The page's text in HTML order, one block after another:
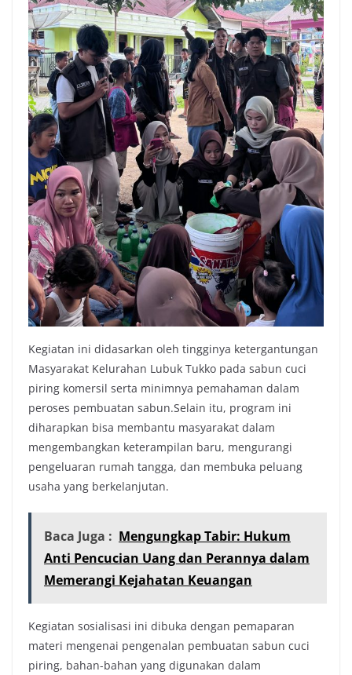
Kegiatan ini didasarkan oleh tingginya ketergantungan
Masyarakat Kelurahan Lubuk Tukko pada sabun cuci
piring komersil serta minimnya pemahaman dalam
peroses pembuatan sabun.Selain itu, program ini
diharapkan bisa membantu masyarakat dalam
mengembangkan keterampilan baru, mengurangi
pengeluaran rumah tangga, dan membuka peluang
usaha yang berkelanjutan.
Baca Juga : Mengungkap Tabir: Hukum
Anti Pencucian Uang dan Perannya dalam
Memerangi Kejahatan Keuangan
Kegiatan sosialisasi ini dibuka dengan pemaparan
materi mengenai pengenalan pembuatan sabun cuci
piring, bahan-bahan yang digunakan dalam